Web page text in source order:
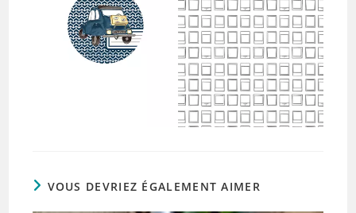
VOUS DEVRIEZ ÉGALEMENT AIMER